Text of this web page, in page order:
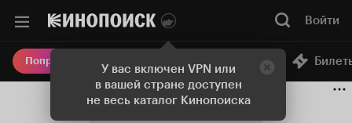
У вас включен VPN или
в вашей стране доступен
не весь каталог Кинопоиска
Войти
Попробовать Плюс Онлайн-кинотеатр